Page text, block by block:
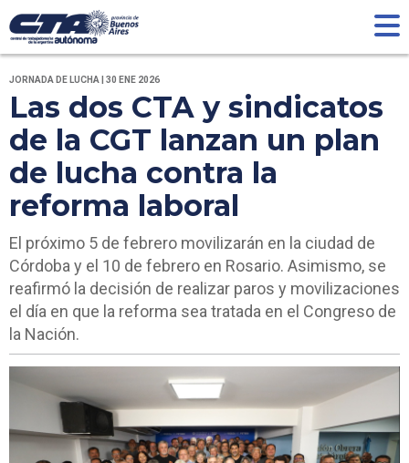
JORNADA DE LUCHA | 30 ENE 2026
Las dos CTA y sindicatos
de la CGT lanzan un plan
de lucha contra la
reforma laboral
El próximo 5 de febrero movilizarán en la ciudad de
Córdoba y el 10 de febrero en Rosario. Asimismo, se
reafirmó la decisión de realizar paros y movilizaciones
el día en que la reforma sea tratada en el Congreso de
la Nación.